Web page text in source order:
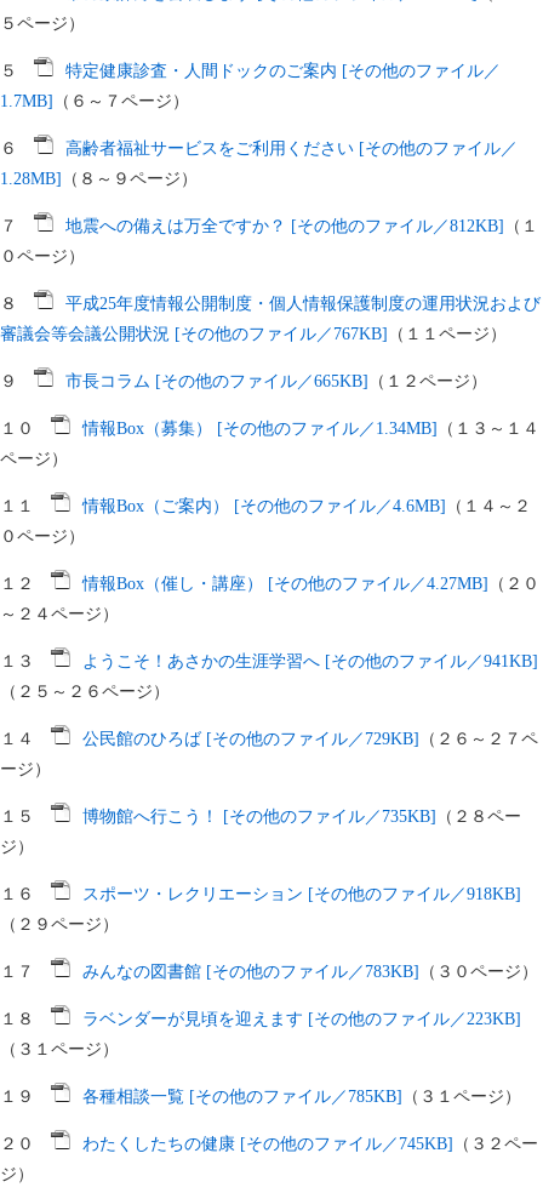
５ページ）
５
特定健康診査・人間ドックのご案内 [その他のファイル／
1.7MB]
（６～７ページ）
６
高齢者福祉サービスをご利用ください [その他のファイル／
1.28MB]
（８～９ページ）
７ 地震への備えは万全ですか？ [その他のファイル／812KB]
（１
０ページ）
８
平成25年度情報公開制度・個人情報保護制度の運用状況および
審議会等会議公開状況 [その他のファイル／767KB]
（１１ページ）
９ 市長コラム [その他のファイル／665KB] （１２ページ）
１０ 情報Box（募集） [その他のファイル／1.34MB]
（１３～１４
ページ）
１１ 情報Box（ご案内） [その他のファイル／4.6MB]
（１４～２
０ページ）
１２ 情報Box（催し・講座） [その他のファイル／4.27MB]
（２０
～２４ページ）
１３
ようこそ！あさかの生涯学習へ [その他のファイル／941KB]
（２５～２６ページ）
１４ 公民館のひろば [その他のファイル／729KB]
（２６～２７ペ
ージ）
１５ 博物館へ行こう！ [その他のファイル／735KB]
（２８ペー
ジ）
１６
スポーツ・レクリエーション [その他のファイル／918KB]
（２９ページ）
１７ みんなの図書館 [その他のファイル／783KB] （３０ページ）
１８
ラベンダーが見頃を迎えます [その他のファイル／223KB]
（３１ページ）
１９ 各種相談一覧 [その他のファイル／785KB] （３１ページ）
２０ わたくしたちの健康 [その他のファイル／745KB]
（３２ペー
ジ）